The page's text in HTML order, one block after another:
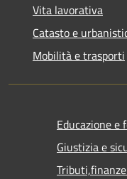
Vita lavorativa
Catasto e
Mobilità e trasporti
Educazione e
Giustizia e